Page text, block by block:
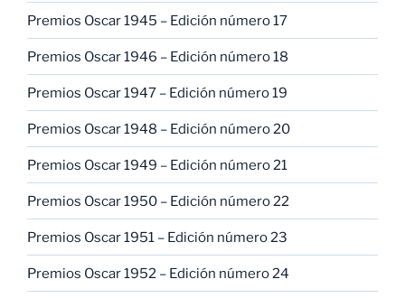
Premios Oscar 1945 – Edición número 17
Premios Oscar 1946 – Edición número 18
Premios Oscar 1947 – Edición número 19
Premios Oscar 1948 – Edición número 20
Premios Oscar 1949 – Edición número 21
Premios Oscar 1950 – Edición número 22
Premios Oscar 1951 – Edición número 23
Premios Oscar 1952 – Edición número 24